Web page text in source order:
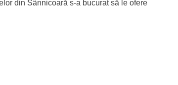
din Sânnicoară s-a bucurat să le ofere